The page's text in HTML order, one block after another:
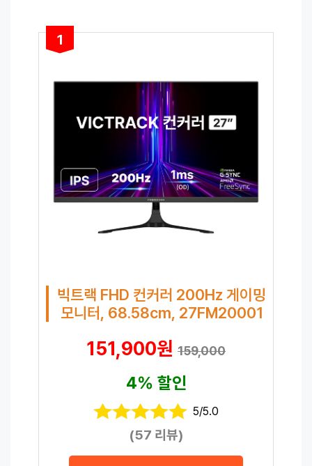
1
빅트랙 FHD 컨커러 200Hz 게이밍
모니터, 68.58cm, 27FM20001
151,900원 159,000
4% 할인
5/5.0
(57 리뷰)